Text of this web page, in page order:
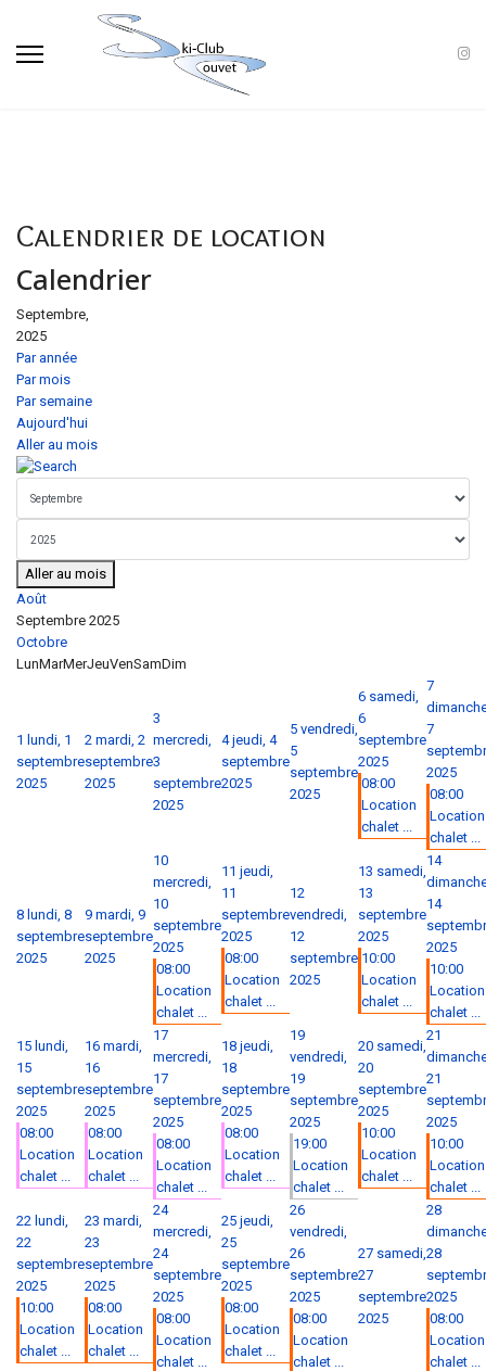
Calendrier de location
Calendrier
Septembre,
2025
Par année
Par mois
Par semaine
Aujourd'hui
Aller au mois
Aller au mois
Août
Septembre 2025
Octobre
LunMarMerJeuVenSamDim
1 lundi, 1
septembre
2025
2 mardi, 2
septembre
2025
3
mercredi,
3
septembre
2025
4 jeudi, 4
septembre
2025
5 vendredi,
5
septembre
2025
6 samedi,
6
septembre
2025
08:00
Location
chalet ...
7
7
2025
08:00
Location
chalet ...
8 lundi, 8
septembre
2025
9 mardi, 9
septembre
2025
10
mercredi,
10
septembre
2025
08:00
Location
chalet ...
11 jeudi,
11
septembre
2025
08:00
Location
chalet ...
12
vendredi,
12
septembre
2025
13 samedi,
13
septembre
2025
10:00
Location
chalet ...
14
14
2025
10:00
Location
chalet ...
15 lundi,
15
septembre
2025
08:00
Location
chalet ...
16 mardi,
16
septembre
2025
08:00
Location
chalet ...
17
mercredi,
17
septembre
2025
08:00
Location
chalet ...
18 jeudi,
18
septembre
2025
08:00
Location
chalet ...
19
vendredi,
19
septembre
2025
19:00
Location
chalet ...
20 samedi,
20
septembre
2025
10:00
Location
chalet ...
21
21
2025
10:00
Location
chalet ...
22 lundi,
22
septembre
2025
10:00
Location
chalet ...
23 mardi,
23
septembre
2025
08:00
Location
chalet ...
24
mercredi,
24
septembre
2025
08:00
Location
chalet ...
25 jeudi,
25
septembre
2025
08:00
Location
chalet ...
26
vendredi,
26
septembre
2025
08:00
Location
chalet ...
27 samedi,
27
septembre
2025
28
28
2025
08:00
Location
chalet ...